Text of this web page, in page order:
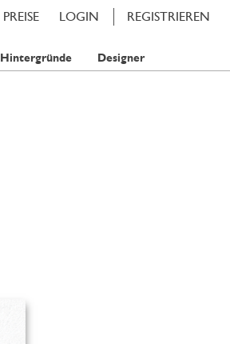
LOGIN REGISTRIEREN
PREISE
Hintergründe Designer